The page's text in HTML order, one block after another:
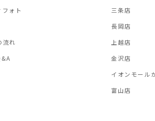
フォト
流れ
三条店
長岡店
上越店
金沢店
イオンモール
富山店